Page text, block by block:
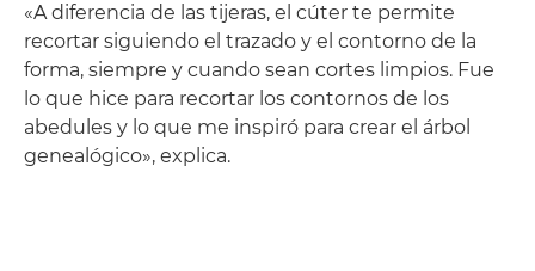
«A diferencia de las tijeras, el cúter te permite
recortar siguiendo el trazado y el contorno de la
forma, siempre y cuando sean cortes limpios. Fue
lo que hice para recortar los contornos de los
abedules y lo que me inspiró para crear el árbol
genealógico», explica.